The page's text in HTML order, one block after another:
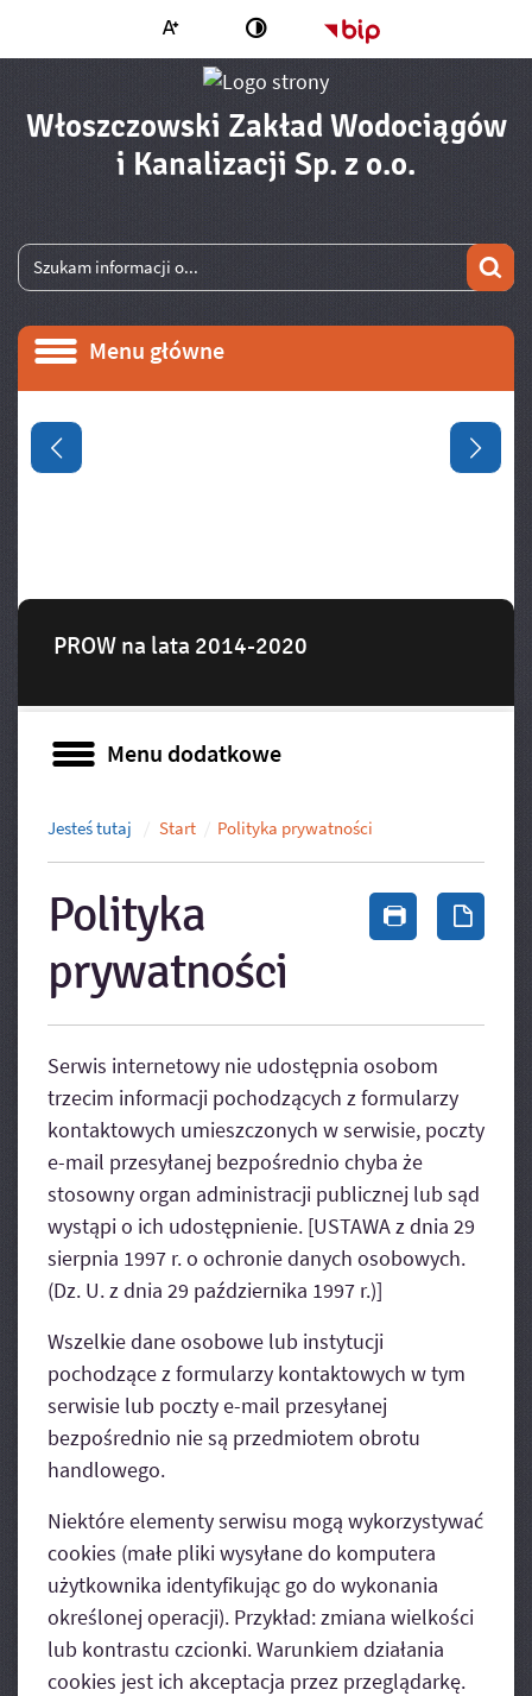
Większa czcionkaZmień kontrast Strona główna
Włoszczowski Zakład Wodociągów
i Kanalizacji Sp. z o.o. -
Wyszukiwarka
Wyszukiwana fraza
Menu główne
Menu główne
Informacje
PROW na lata 2014-2020
Poprzedni slajd
Menu dodatkowe
Menu dodatkowe
Jesteś tutaj Start Polityka prywatności
Polityka
prywatności
Drukuj
Serwis internetowy nie udostępnia osobom
trzecim informacji pochodzących z formularzy
kontaktowych umieszczonych w serwisie, poczty
e-mail przesyłanej bezpośrednio chyba że
stosowny organ administracji publicznej lub sąd
wystąpi o ich udostępnienie. [USTAWA z dnia 29
sierpnia 1997 r. o ochronie danych osobowych.
(Dz. U. z dnia 29 października 1997 r.)]
Wszelkie dane osobowe lub instytucji
pochodzące z formularzy kontaktowych w tym
serwisie lub poczty e-mail przesyłanej
bezpośrednio nie są przedmiotem obrotu
handlowego.
Niektóre elementy serwisu mogą wykorzystywać
cookies (małe pliki wysyłane do komputera
użytkownika identyfikując go do wykonania
określonej operacji). Przykład: zmiana wielkości
lub kontrastu czcionki. Warunkiem działania
cookies jest ich akceptacja przez przeglądarkę.